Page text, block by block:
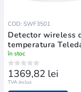
COD: SWF3501
Detector wireless
temperatura
în stoc
1369,82 lei
TVA inclus